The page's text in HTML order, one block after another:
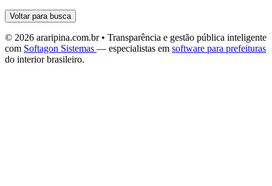
Voltar para busca
© 2026 araripina.com.br • Transparência e gestão pública inteligente
com Softagon Sistemas — especialistas em software para prefeituras
do interior brasileiro.